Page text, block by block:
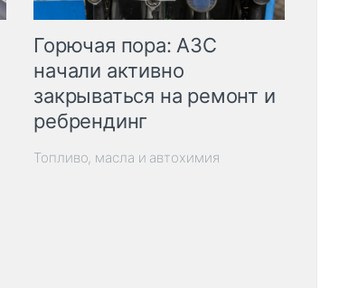
Горючая пора: АЗС
начали активно
закрываться на ремонт и
ребрендинг
Топливо, масла и автохимия